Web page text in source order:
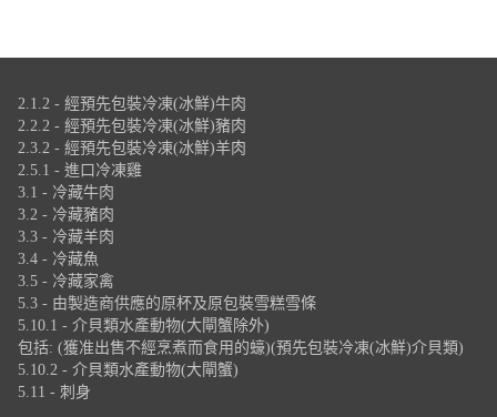
2.1.2 - 經預先包裝冷凍(冰鮮)牛肉
2.2.2 - 經預先包裝冷凍(冰鮮)豬肉
2.3.2 - 經預先包裝冷凍(冰鮮)羊肉
2.5.1 - 進口冷凍雞
3.1 - 冷藏牛肉
3.2 - 冷藏豬肉
3.3 - 冷藏羊肉
3.4 - 冷藏魚
3.5 - 冷藏家禽
5.3 - 由製造商供應的原杯及原包裝雪糕雪條
5.10.1 - 介貝類水產動物(大閘蟹除外)
包括: (獲准出售不經烹煮而食用的蠔)(預先包裝冷凍(冰鮮)介貝類)
5.10.2 - 介貝類水產動物(大閘蟹)
5.11 - 刺身